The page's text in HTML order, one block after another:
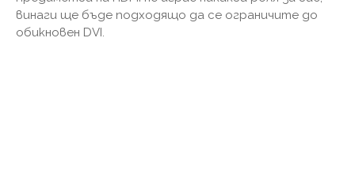
винаги ще бъде подходящо да се ограничите до
обикновен DVI.